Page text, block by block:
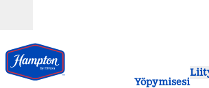
Yöpymisesi